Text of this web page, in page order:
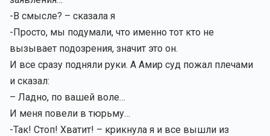
-В смысле? – сказала я
-Просто, мы подумали, что именно тот кто не
вызывает подозрения, значит это он.
И все сразу подняли руки. А Амир суд пожал плечами
и сказал:
– Ладно, по вашей воле…
И меня повели в тюрьму…
-Так! Стоп! Хватит! – крикнула я и все вышли из